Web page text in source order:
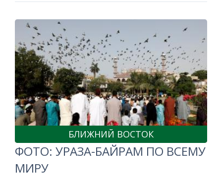
БЛИЖНИЙ ВОСТОК
ФОТО: УРАЗА-БАЙРАМ ПО ВСЕМУ
МИРУ